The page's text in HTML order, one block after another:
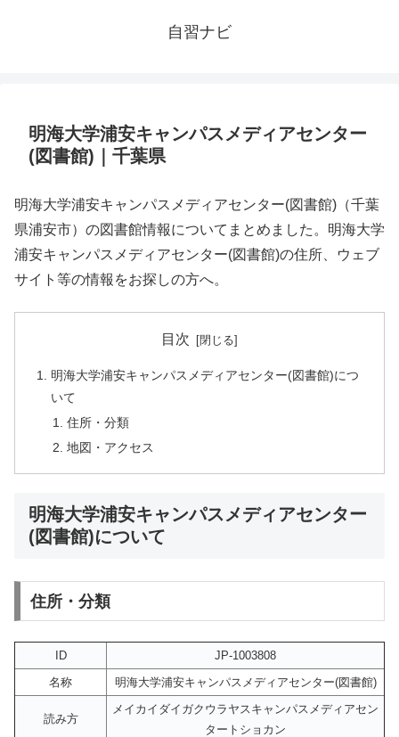
自習ナビ
明海大学浦安キャンパスメディアセンター
(図書館)｜千葉県
明海大学浦安キャンパスメディアセンター(図書館)（千葉
県浦安市）の図書館情報についてまとめました。明海大学
浦安キャンパスメディアセンター(図書館)の住所、ウェブ
サイト等の情報をお探しの方へ。
目次
明海大学浦安キャンパスメディアセンター(図書館)につ
いて
住所・分類
地図・アクセス
明海大学浦安キャンパスメディアセンター
(図書館)について
住所・分類
ID
JP-1003808
名称
明海大学浦安キャンパスメディアセンター(図書館)
読み方
メイカイダイガクウラヤスキャンパスメディアセン
タートショカン